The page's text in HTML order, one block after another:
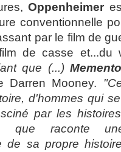
Oppenheimer
conventionnelle
par le film de
de casse et...du
que (...) Memento
Mooney.
d'hommes qui
par les
que raconte
de sa propre